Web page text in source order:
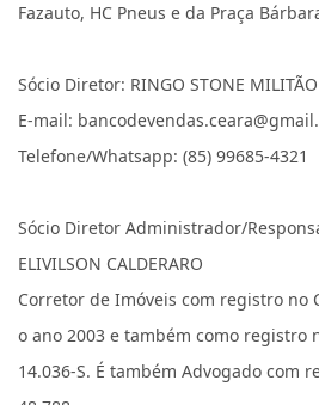
Fazauto, HC Pneus e da Praça
Sócio Diretor: RINGO STONE MILITÃO
E-mail:
Telefone/Whatsapp: (85) 99685-4321
Sócio Diretor Administrador/
ELIVILSON CALDERARO
Corretor de Imóveis com registro no
o ano 2003 e também como registro
14.036-S. É também Advogado com